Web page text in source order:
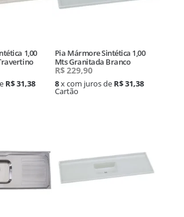
1,00
R$ 31,38
Pia Mármore Sintética 1,00
Mts Granitada Branco
R$229,90
8x com juros de R$ 31,38
Cartão